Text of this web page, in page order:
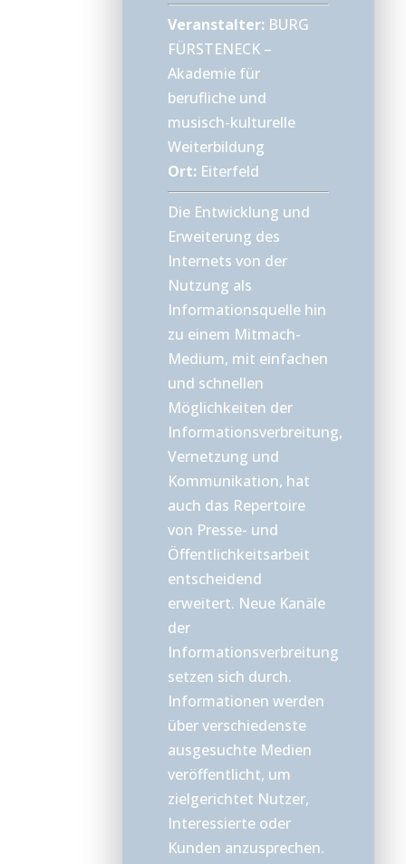
Veranstalter: BURG
FÜRSTENECK –
Akademie für
berufliche und
musisch-kulturelle
Weiterbildung
Ort:Eiterfeld
Die Entwicklung und
Erweiterung des
Internets von der
Nutzung als
Informationsquelle hin
zu einem Mitmach-
Medium, mit einfachen
und schnellen
Möglichkeiten der
Informationsverbreitung,
Vernetzung und
Kommunikation, hat
auch das Repertoire
von Presse- und
Öffentlichkeitsarbeit
entscheidend
erweitert. Neue Kanäle
der
Informationsverbreitung
setzen sich durch.
Informationen werden
über verschiedenste
ausgesuchte Medien
veröffentlicht, um
zielgerichtet Nutzer,
Interessierte oder
Kunden anzusprechen.